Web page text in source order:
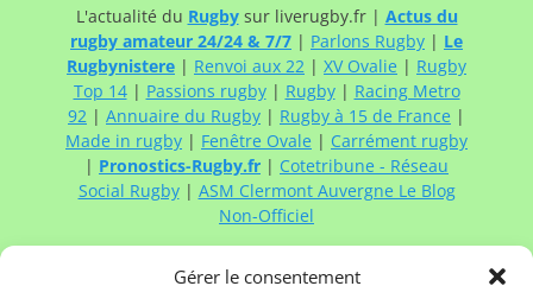
Gérer le consentement
L'actualité du Rugbysur liverugby.fr | Actus du
rugby amateur 24/24 & 7/7 | Parlons Rugby | Le
Rugbynistere | Renvoi aux 22 | XV Ovalie | Rugby
Top 14| Passions rugby| Rugby| Racing Metro
92 | Annuaire du Rugby | Rugby à 15 de France |
Made in rugby | Fenêtre Ovale | Carrément rugby
| Pronostics-Rugby.fr | Cotetribune - Réseau
Social Rugby| ASM Clermont Auvergne Le Blog
Non-Officiel